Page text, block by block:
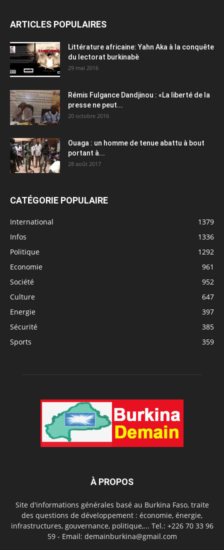
ARTICLES POPULAIRES
Littérature africaine: Yahn Aka à la conquête
du lectorat burkinabè
29 mai 2016
Rémis Fulgance Dandjinou : «La liberté de la
presse ne peut...
20 octobre 2016
Ouaga : un homme de tenue abattu à bout
portant à...
28 août 2017
CATÉGORIE POPULAIRE
International
1379
Infos
1336
Politique
1292
Economie
961
Société
952
Culture
647
Energie
397
Sécurité
385
Sports
359
À PROPOS
Site d'informations générales basé au Burkina Faso, traite
des questions de développement : économie, énergie,
infrastructures, gouvernance, politique,... Tel.: +226 70 33 96
59 - Email: demainburkina@gmail.com